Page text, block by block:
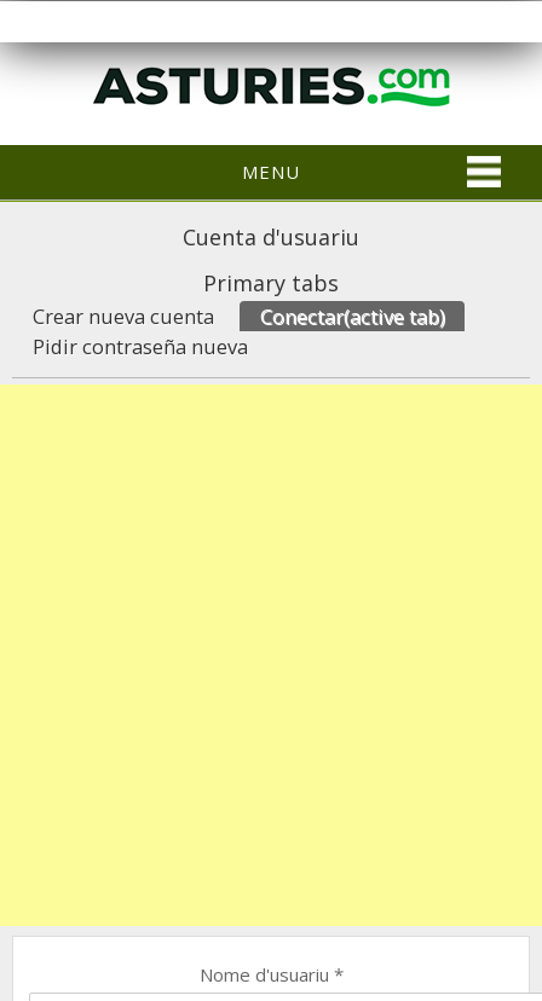
MENU
Cuenta d'usuariu
Primary tabs
Crear nueva cuenta Conectar(active tab)
Pidir contraseña nueva
Nome d'usuariu *